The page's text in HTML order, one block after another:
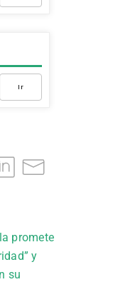
Ir
promete
y
su